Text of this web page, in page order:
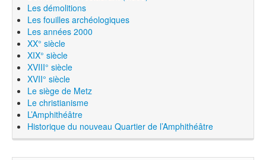
Les démolitions
Les fouilles archéologiques
Les années 2000
XX° siècle
XIX° siècle
XVIII° siècle
XVII° siècle
Le siège de Metz
Le christianisme
L’Amphithéâtre
Historique du nouveau Quartier de l’Amphithéâtre